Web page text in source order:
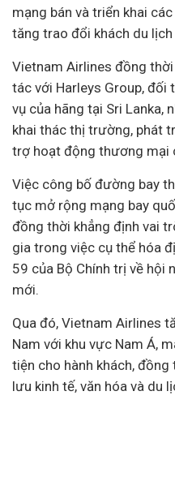
mạng bán và triển khai
tăng trao đổi khách du
Vietnam Airlines đồng
tác với Harleys Group, đối
vụ của hãng tại Sri Lanka,
khai thác thị trường, phát
trợ hoạt động thương mại
Việc công bố đường bay
tục mở rộng mạng bay
đồng thời khẳng định vai
gia trong việc cụ thể hóa
59 của Bộ Chính trị về hội
mới.
Qua đó, Vietnam Airlines
Nam với khu vực Nam Á,
tiện cho hành khách,
lưu kinh tế, văn hóa và du